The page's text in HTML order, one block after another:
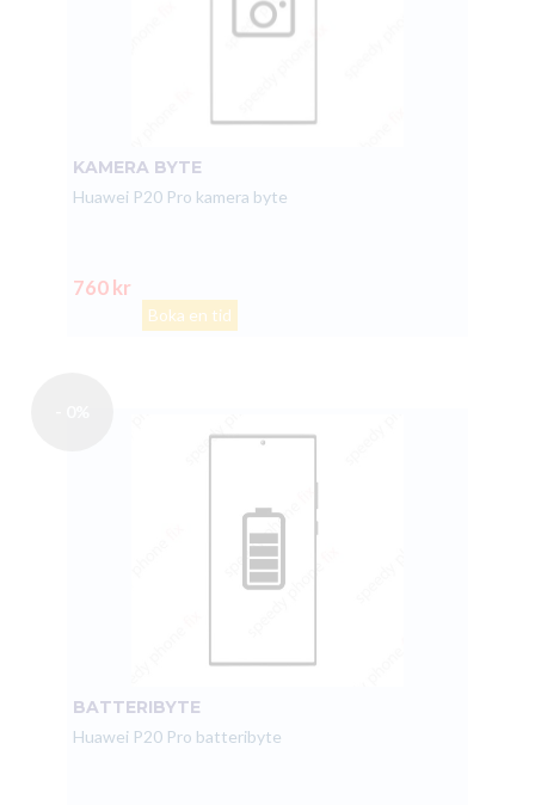
KAMERA BYTE
Huawei P20 Pro kamera byte
760 kr
Boka en tid
BATTERIBYTE
Huawei P20 Pro batteribyte